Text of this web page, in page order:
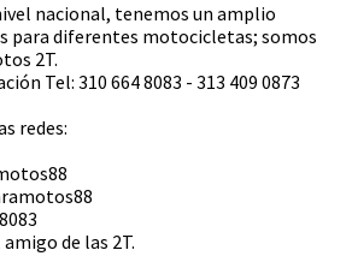
nacional, tenemos un amplio
para diferentes motocicletas; somos
2T.
Tel: 310 664 8083 - 313 409 0873
redes:
de las 2T.